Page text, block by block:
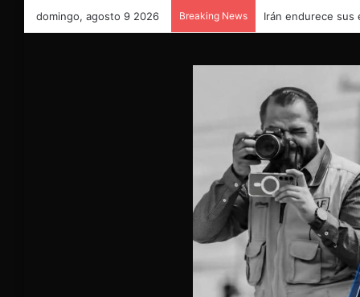
domingo, agosto 9 2026 Breaking News Irán endurece sus